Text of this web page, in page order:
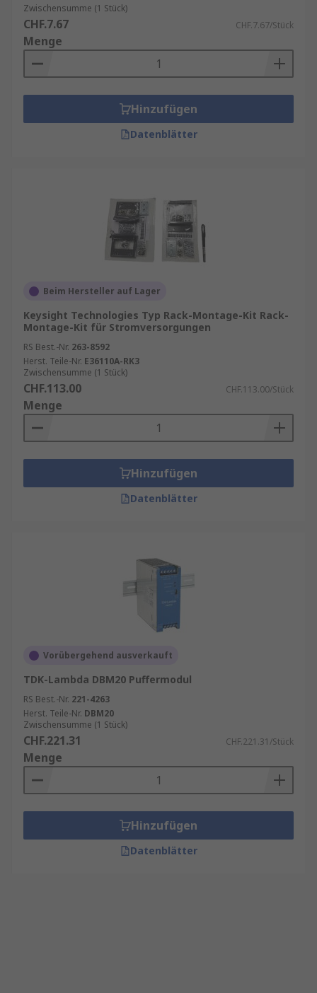
Zwischensumme (1 Stück)
CHF.7.67 CHF.7.67/Stück
Menge
Hinzufügen
Datenblätter
Beim Hersteller auf Lager
Keysight Technologies Typ Rack-Montage-Kit Rack-
Montage-Kit für Stromversorgungen
RS Best.-Nr. 263-8592
Herst. Teile-Nr. E36110A-RK3
Zwischensumme (1 Stück)
CHF.113.00 CHF.113.00/Stück
Menge
Hinzufügen
Datenblätter
Vorübergehend ausverkauft
TDK-Lambda DBM20 Puffermodul
RS Best.-Nr. 221-4263
Herst. Teile-Nr. DBM20
Zwischensumme (1 Stück)
CHF.221.31 CHF.221.31/Stück
Menge
Hinzufügen
Datenblätter